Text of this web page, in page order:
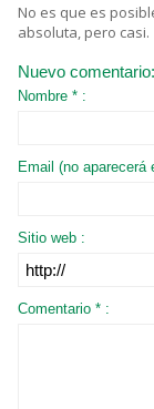
No es que es
absoluta, pero casi.
Nuevo comentario:
Nombre * :
Email (no aparecerá
Sitio web :
Comentario * :